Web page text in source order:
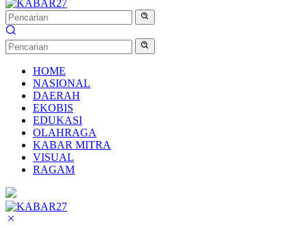
HOME
NASIONAL
DAERAH
EKOBIS
EDUKASI
OLAHRAGA
KABAR MITRA
VISUAL
RAGAM